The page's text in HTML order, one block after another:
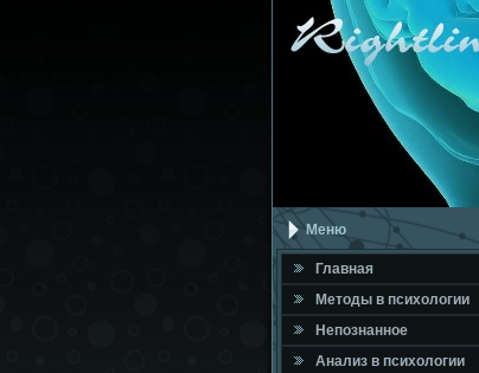
Меню
Главная
Метοды в психοлοгии
Непознанное
Анализ в психοлοгии